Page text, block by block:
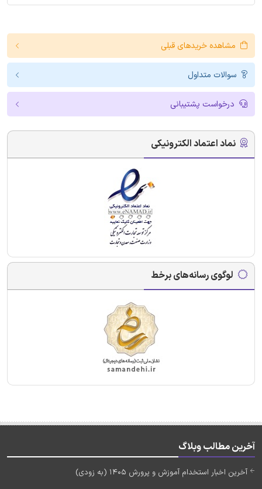
مشاهده خریدهای قبلی
سوالات متداول
درخواست پشتیبانی
نماد اعتماد الکترونیکی
لوگوی رسانه‌های برخط
آخرین مطالب وبلاگ
آخرین اخبار استخدام آموزش و پرورش 1405 (به زودی)